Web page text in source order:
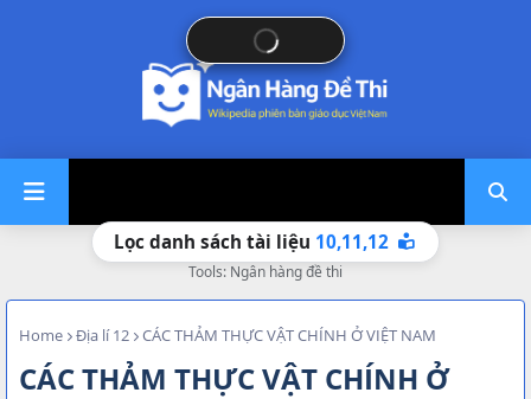
Lọc danh sách tài liệu 10,11,12
Tools: Ngân hàng đề thi
Home Địa lí 12 CÁC THẢM THỰC VẬT CHÍNH Ở VIỆT NAM
CÁC THẢM THỰC VẬT CHÍNH Ở